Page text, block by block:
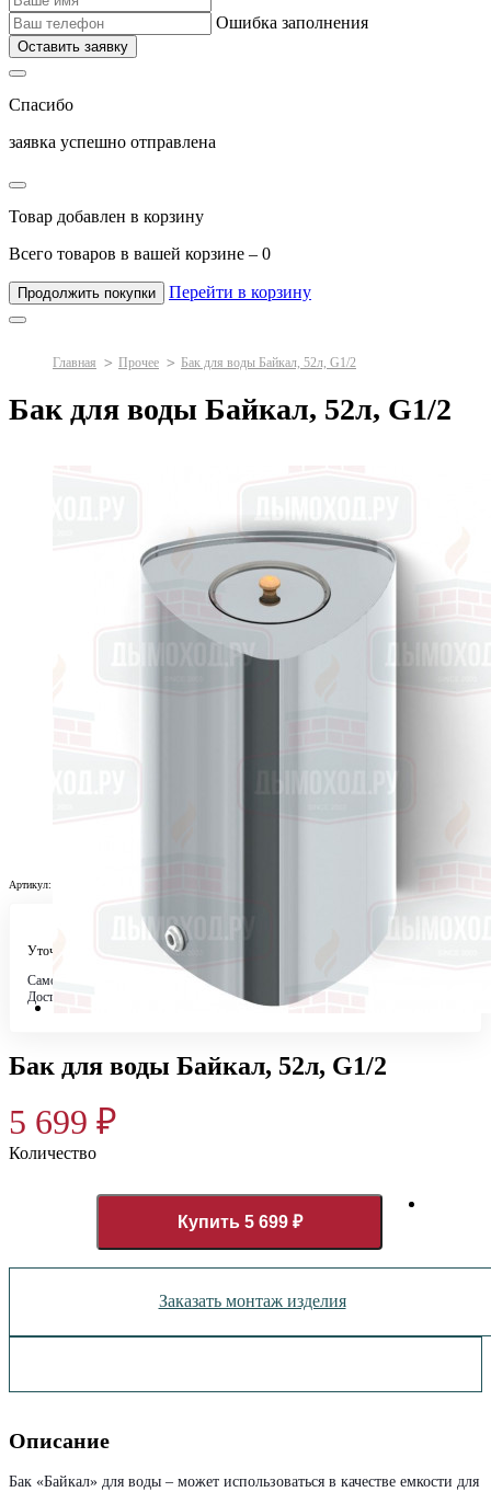
Ошибка заполнения
Оставить заявку
Спасибо
заявка успешно отправлена
Товар добавлен в корзину
Всего товаров в вашей корзине – 0
Продолжить покупки Перейти в корзину
Главная Прочее Бак для воды Байкал, 52л, G1/2
Бак для воды Байкал, 52л, G1/2
Артикул:
Уточняйте у менеджера
Самовывоз
Бесплатно в 4 магазинах
Доставка по городу
Бак для воды Байкал, 52л, G1/2
5 699 ₽
Количество
Купить 5 699 ₽
Заказать монтаж изделия
Описание
Бак «Байкал» для воды – может использоваться в качестве емкости для